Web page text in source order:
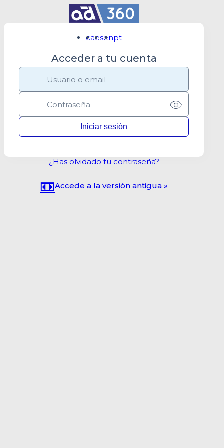
caesenpt
Acceder a tu cuenta
¿Has olvidado tu contraseña?
📼Accede a la versión antigua »